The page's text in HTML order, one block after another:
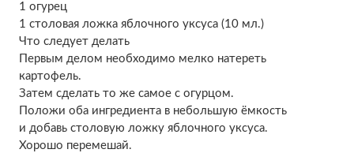
1 огурец
1 столовая ложка яблочного уксуса (10 мл.)
Что следует делать
Первым делом необходимо мелко натереть
картофель.
Затем сделать то же самое с огурцом.
Положи оба ингредиента в небольшую ёмкость
и добавь столовую ложку яблочного уксуса.
Хорошо перемешай.